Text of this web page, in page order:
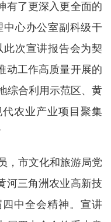
有了更深入更全面的
中心办公室副科级干
此次宣讲报告会为契
动工作高质量开展的
综合利用示范区、黄
农业产业项目聚集
，市文化和旅游局党
河三角洲农业高新技
中全会精神。宣讲